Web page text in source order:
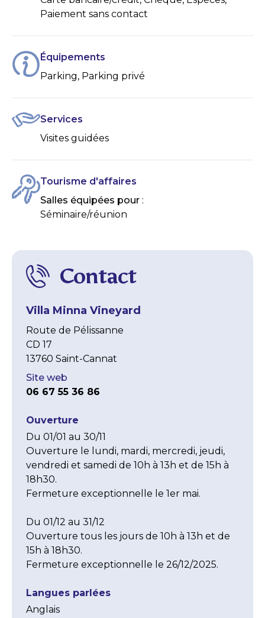
Paiement sans contact
Équipements
Parking, Parking privé
Services
Visites guidées
Tourisme d'affaires
Salles équipées pour :
Séminaire/réunion
Contact
Villa Minna Vineyard
Route de Pélissanne
CD 17
13760 Saint-Cannat
Site web
06 67 55 36 86
Ouverture
Du 01/01 au 30/11
Ouverture le lundi, mardi, mercredi, jeudi,
vendredi et samedi de 10h à 13h et de 15h à
18h30.
Fermeture exceptionnelle le 1er mai.
Du 01/12 au 31/12
Ouverture tous les jours de 10h à 13h et de
15h à 18h30.
Fermeture exceptionnelle le 26/12/2025.
Langues parlées
Anglais